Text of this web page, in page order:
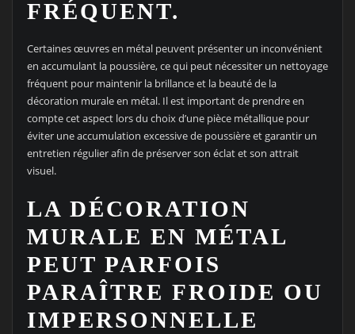
FRÉQUENT.
Certaines œuvres en métal peuvent présenter un inconvénient
en accumulant la poussière, ce qui peut nécessiter un nettoyage
fréquent pour maintenir la brillance et la beauté de la
décoration murale en métal. Il est important de prendre en
compte cet aspect lors du choix d’une pièce métallique pour
éviter une accumulation excessive de poussière et garantir un
entretien régulier afin de préserver son éclat et son attrait
visuel.
LA DÉCORATION
MURALE EN MÉTAL
PEUT PARFOIS
PARAÎTRE FROIDE OU
IMPERSONNELLE